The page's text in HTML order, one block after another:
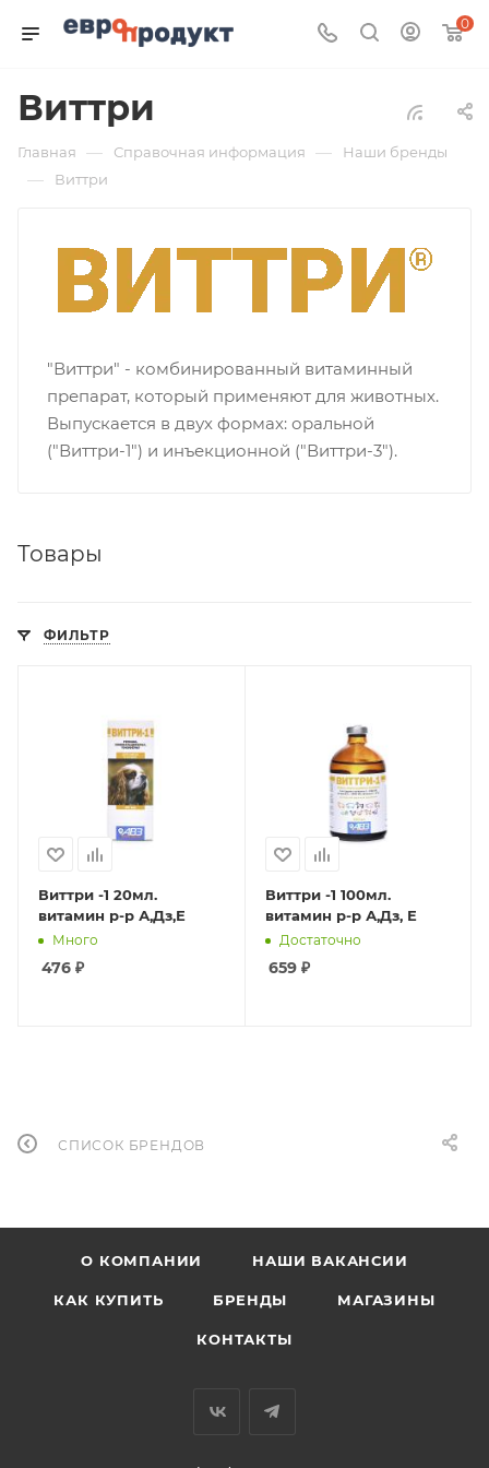
0
Виттри
Главная — Справочная информация — Наши бренды
— Виттри
"Виттри" - комбинированный витаминный
препарат, который применяют для животных.
Выпускается в двух формах: оральной
("Виттри-1") и инъекционной ("Виттри-3").
Товары
ФИЛЬТР
Виттри -1 20мл.
витамин р-р А,Дз,Е
Много
476 ₽
Виттри -1 100мл.
витамин р-р А,Дз, Е
Достаточно
659₽
СПИСОК БРЕНДОВ
О КОМПАНИИ НАШИ ВАКАНСИИ
КАК КУПИТЬ БРЕНДЫ МАГАЗИНЫ
КОНТАКТЫ